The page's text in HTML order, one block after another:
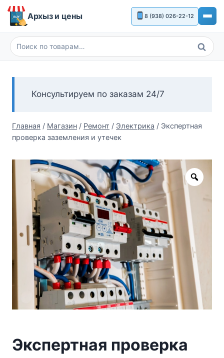
Перейти
Архыз и цены 8 (938) 026-22-12
Искать:
Поиск
Консультируем по заказам 24/7
Главная / Магазин / Ремонт / Электрика / Экспертная
проверка заземления и утечек
Zoom
Экспертная проверка